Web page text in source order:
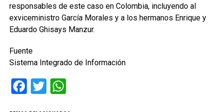
responsables de este caso en Colombia, incluyendo al
exviceministro García Morales y a los hermanos Enrique y
Eduardo Ghisays Manzur.
Fuente
Sistema Integrado de Información
Facebook
TwitterWhatsApp